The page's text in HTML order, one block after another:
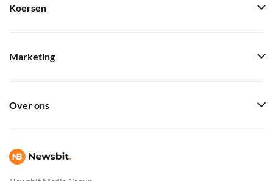
Koersen
Marketing
Over ons